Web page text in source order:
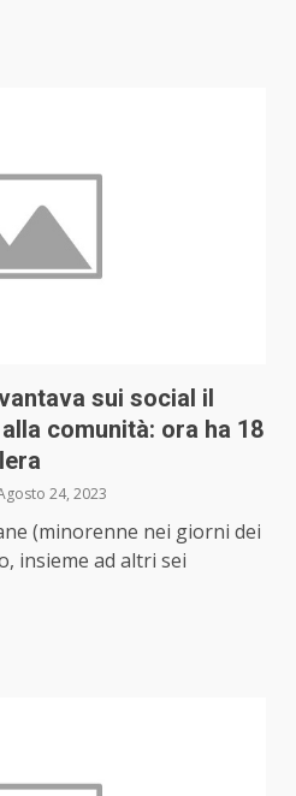
sui social il
comunità: ora ha 18
24, 2023
(minorenne nei giorni dei
insieme ad altri sei